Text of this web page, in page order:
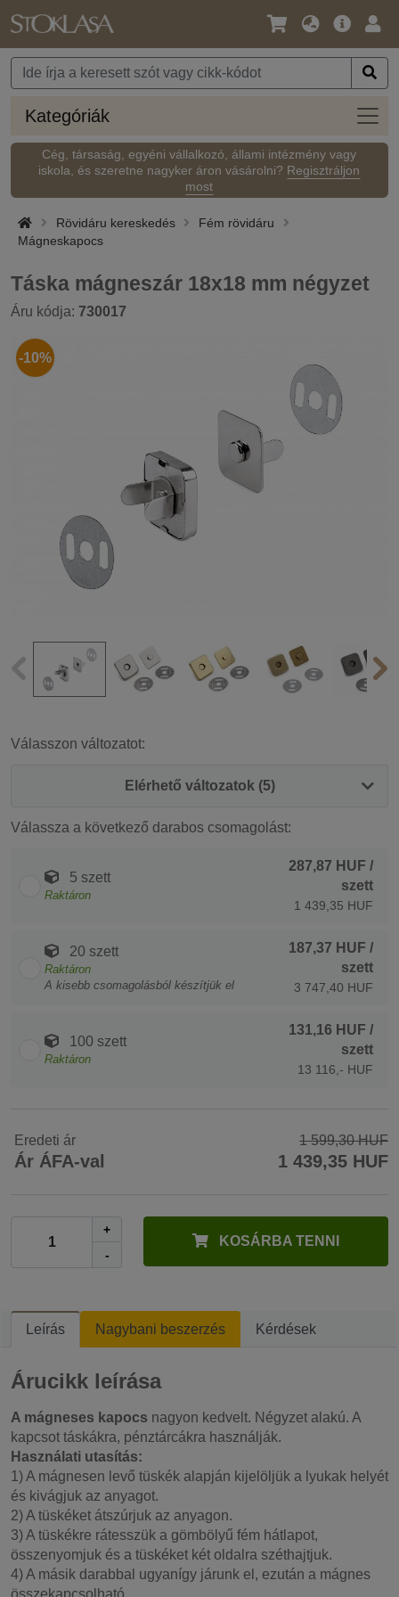
Nyelv
Pénznem
Fő
Kategóriák
Cég, társaság, egyéni vállalkozó, állami intézmény vagy
iskola, és szeretne nagyker áron vásárolni? Regisztráljon
most
Rövidáru kereskedés
Fém rövidáru
Mágneskapocs
Táska mágneszár 18x18 mm négyzet
Áru kódja: 730017
-10%
Válasszon változatot:
Elérhető változatok (5)
Válassza a következő darabos csomagolást:
5 szett
Raktáron
287,87 HUF /
szett
1 439,35 HUF
20 szett
Raktáron
A kisebb csomagolásból készítjük el
187,37 HUF /
szett
3 747,40 HUF
100 szett
Raktáron
131,16 HUF /
szett
13 116,- HUF
Eredeti ár 1 599,30 HUF
Ár ÁFA-val 1 439,35 HUF
+
-
KOSÁRBA TENNI
Leírás Nagybani beszerzés Kérdések
Árucikk leírása
A mágneses kapocs nagyon kedvelt. Négyzet alakú. A
kapcsot táskákra, pénztárcákra használják.
Használati utasítás:
1) A mágnesen levő tüskék alapján kijelöljük a lyukak helyét
és kivágjuk az anyagot.
2) A tüskéket átszúrjuk az anyagon.
3) A tüskékre rátesszük a gömbölyű fém hátlapot,
összenyomjuk és a tüskéket két oldalra széthajtjuk.
4) A másik darabbal ugyanígy járunk el, ezután a mágnes
összekapcsolható.